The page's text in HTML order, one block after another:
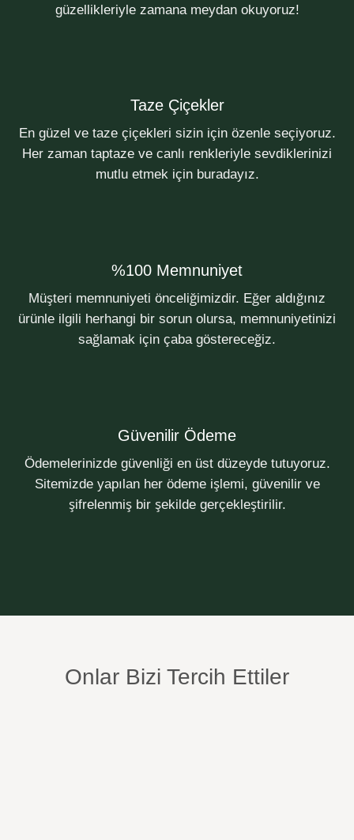
güzellikleriyle zamana meydan okuyoruz!
Taze Çiçekler
En güzel ve taze çiçekleri sizin için özenle seçiyoruz.
Her zaman taptaze ve canlı renkleriyle sevdiklerinizi
mutlu etmek için buradayız.
%100 Memnuniyet
Müşteri memnuniyeti önceliğimizdir. Eğer aldığınız
ürünle ilgili herhangi bir sorun olursa, memnuniyetinizi
sağlamak için çaba göstereceğiz.
Güvenilir Ödeme
Ödemelerinizde güvenliği en üst düzeyde tutuyoruz.
Sitemizde yapılan her ödeme işlemi, güvenilir ve
şifrelenmiş bir şekilde gerçekleştirilir.
Onlar Bizi Tercih Ettiler